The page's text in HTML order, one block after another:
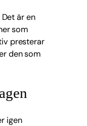
är en
som
presterar
den som
igen